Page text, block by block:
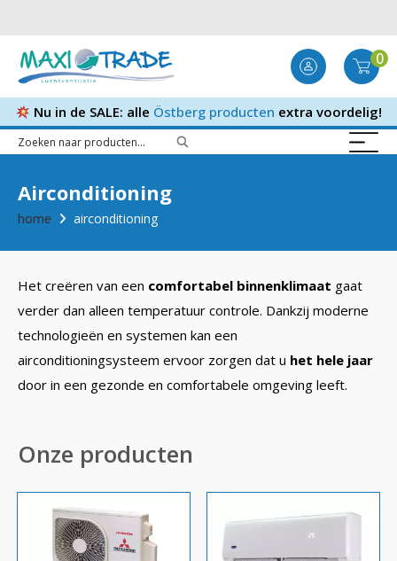
0
Nu in de SALE: alle Östberg producten extra voordelig!
Airconditioning
home airconditioning
Het creëren van een comfortabel binnenklimaat gaat
verder dan alleen temperatuur controle. Dankzij moderne
technologieën en systemen kan een
airconditioningsysteem ervoor zorgen dat u het hele jaar
door in een gezonde en comfortabele omgeving leeft.
Onze producten